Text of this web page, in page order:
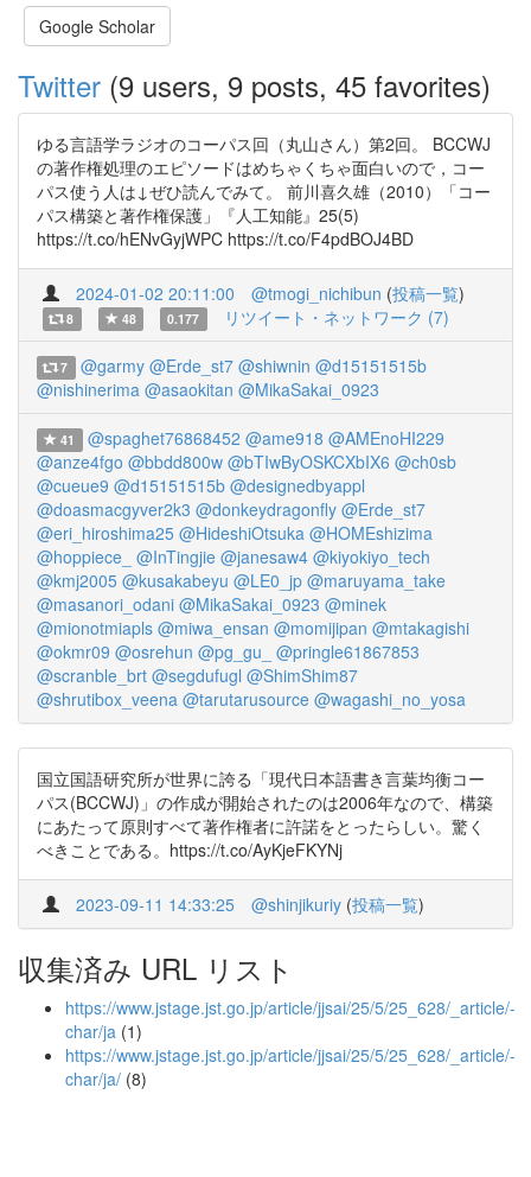
Google Scholar
Twitter (9 users, 9 posts, 45 favorites)
ゆる言語学ラジオのコーパス回（丸山さん）第2回。 BCCWJ
の著作権処理のエピソードはめちゃくちゃ面白いので，コー
パス使う人は↓ぜひ読んでみて。 前川喜久雄（2010）「コー
パス構築と著作権保護」『人工知能』25(5)
https://t.co/hENvGyjWPC https://t.co/F4pdBOJ4BD
2024-01-02 20:11:00 @tmogi_nichibun (投稿一覧)
8 48 0.177 リツイート・ネットワーク (7)
7 @garmy @Erde_st7 @shiwnin @d15151515b
@nishinerima @asaokitan @MikaSakai_0923
41 @spaghet76868452 @ame918 @AMEnoHI229
@anze4fgo @bbdd800w @bTIwByOSKCXbIX6 @ch0sb
@cueue9 @d15151515b @designedbyappl
@doasmacgyver2k3 @donkeydragonfly @Erde_st7
@eri_hiroshima25 @HideshiOtsuka @HOMEshizima
@hoppiece_ @InTingjie @janesaw4 @kiyokiyo_tech
@kmj2005 @kusakabeyu @LE0_jp @maruyama_take
@masanori_odani @MikaSakai_0923 @minek
@mionotmiapls @miwa_ensan @momijipan @mtakagishi
@okmr09 @osrehun @pg_gu_
@pringle61867853
@scranble_brt @segdufugl @ShimShim87
@shrutibox_veena @tarutarusource @wagashi_no_yosa
国立国語研究所が世界に誇る「現代日本語書き言葉均衡コー
パス(BCCWJ)」の作成が開始されたのは2006年なので、構築
にあたって原則すべて著作権者に許諾をとったらしい。驚く
べきことである。https://t.co/AyKjeFKYNj
2023-09-11 14:33:25 @shinjikuriy (投稿一覧)
収集済み URL リスト
https://www.jstage.jst.go.jp/article/jjsai/25/5/25_628/_article/-
char/ja (1)
https://www.jstage.jst.go.jp/article/jjsai/25/5/25_628/_article/-
char/ja/ (8)